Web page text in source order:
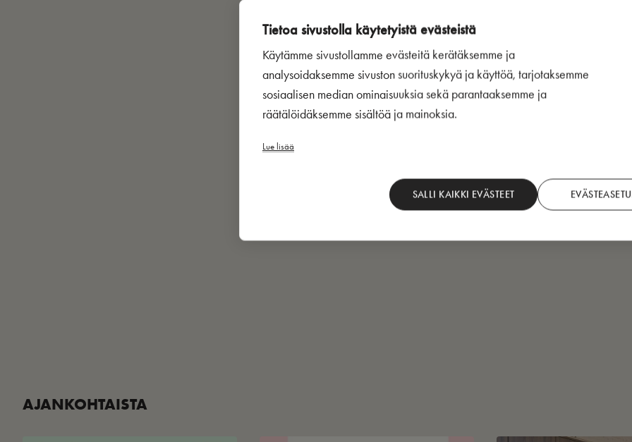
Tietoa sivustolla käytetyistä evästeistä
Käytämme sivustollamme evästeitä kerätäksemme ja
analysoidaksemme sivuston suorituskykyä ja käyttöä, tarjotaksemme
sosiaalisen median ominaisuuksia sekä parantaaksemme ja
räätälöidäksemme sisältöä ja mainoksia.
Lue lisää
SALLI KAIKKI EVÄSTEET
AJANKOHTAISTA